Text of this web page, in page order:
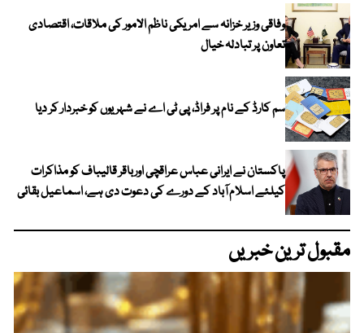
وفاقی وزیر خزانہ سے امریکی ناظم الامور کی ملاقات، اقتصادی
تعاون پر تبادلہ خیال
سم کارڈ کے نام پر فراڈ، پی ٹی اے نے شہریوں کو خبردار کر دیا
پاکستان نے ایرانی عباس عراقچی اورباقر قالیباف کو مذاکرات
کیلئے اسلام آباد کے دورے کی دعوت دی ہے، اسماعیل بقائی
مقبول ترین خبریں